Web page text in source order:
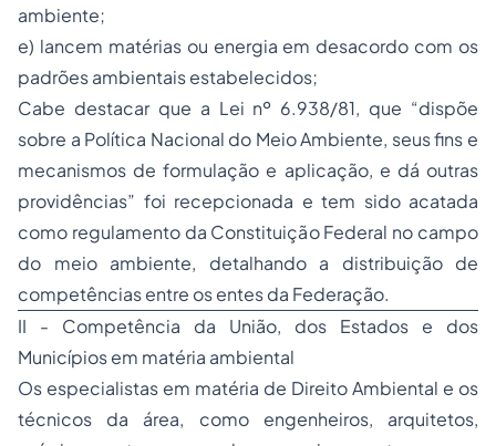
ambiente;
e) lancem matérias ou energia em desacordo com os
padrões ambientais estabelecidos;
Cabe destacar que a Lei nº 6.938/81, que “dispõe
sobre a Política Nacional do Meio Ambiente, seus fins e
mecanismos de formulação e aplicação, e dá outras
providências” foi recepcionada e tem sido acatada
como regulamento da Constituição Federal no campo
do meio ambiente, detalhando a distribuição de
competências entre os entes da Federação.
II - Competência da União, dos Estados e dos
Municípios em matéria ambiental
Os especialistas em matéria de Direito Ambiental e os
técnicos da área, como engenheiros, arquitetos,